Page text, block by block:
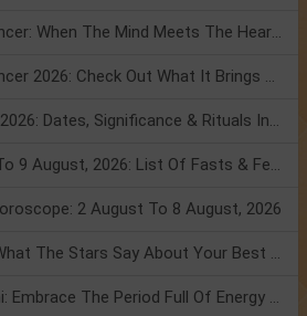
Mercury Transit In Cancer: When The Mind Meets The Heart!
Mercury Transit In Cancer 2026: Check Out What It Brings For You
Shravan Somvar Vrat 2026: Dates, Significance & Rituals In August
Weekly Horoscope 3 To 9 August, 2026: List Of Fasts & Festivals
2 August To 8 August, 2026
Friendship Day 2026: What The Stars Say About Your Best Friend!
Mars Transit In Gemini: Embrace The Period Full Of Energy & Intelligence